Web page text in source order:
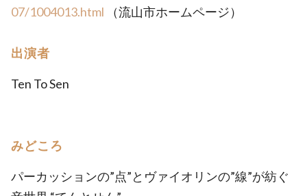
07/1004013.html （流山市ホームページ）
出演者
Ten To Sen
みどころ
パーカッションの”点”とヴァイオリンの”線”が紡ぐ